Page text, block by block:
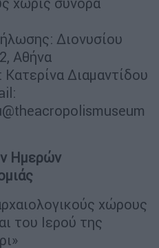
Διονυσίου
Αθήνα
Διαμαντίδου
Ημερών
χώρους
του Ιερού της